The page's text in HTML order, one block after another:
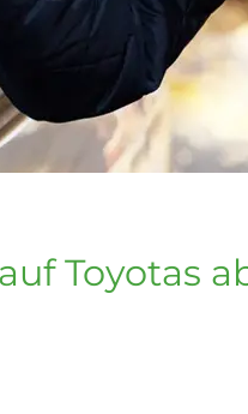
Toyotas